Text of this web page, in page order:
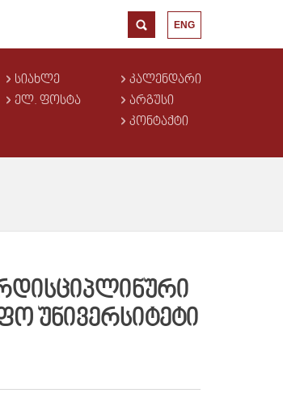
ENG
ᲡᲘᲐᲮᲚᲔ
ᲔᲚ. ᲤᲝᲡᲢᲐ
ᲙᲐᲚᲔᲜᲓᲐᲠᲘ
ᲐᲠᲒᲣᲡᲘ
ᲙᲝᲜᲢᲐᲥᲢᲘ
ᲣᲜᲘᲕᲔᲠᲡᲘᲢᲔᲢᲘ